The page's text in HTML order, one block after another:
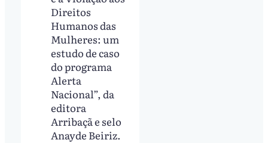
Direitos
Humanos das
Mulheres: um
estudo de caso
do programa
Alerta
Nacional”, da
editora
Arribaçã e selo
Anayde Beiriz.